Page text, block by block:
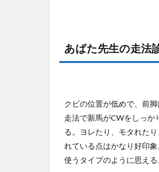
あばた先生の走法
クビの位置が低めで、前
走法で新馬がCWをしっか
る。ヨレたり、モタれた
れている点はかなり好印
使うタイプのように思える